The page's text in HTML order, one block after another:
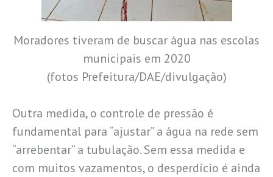
Moradores tiveram de buscar água nas escolas
municipais em 2020
(fotos Prefeitura/DAE/divulgação)
Outra medida, o controle de pressão é
fundamental para “ajustar” a água na rede sem
“arrebentar” a tubulação. Sem essa medida e
com muitos vazamentos, o desperdício é ainda